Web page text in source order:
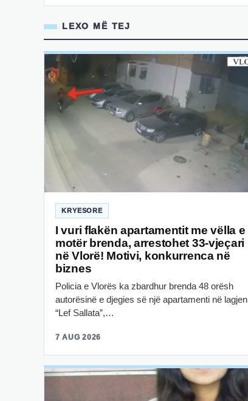
LEXO MË TEJ
KRYESORE
I vuri flakën apartamentit me vëlla e
motër brenda, arrestohet 33-vjeçari
në Vlorë! Motivi, konkurrenca në
biznes
Policia e Vlorës ka zbardhur brenda 48 orësh
autorësinë e djegies së një apartamenti në lagjen
“Lef Sallata”,…
7 AUG 2026